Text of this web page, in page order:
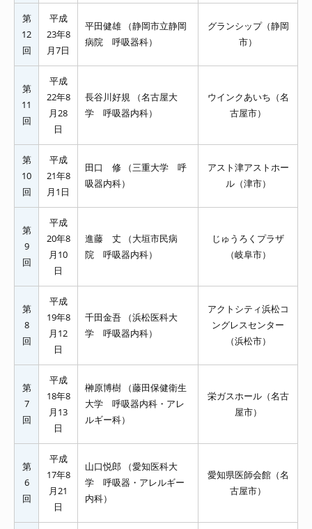
第
12
回
平成
23年8
月7日
平田健雄 （静岡市立静岡
病院 呼吸器科）
グランシップ（静岡
市）
第
11
回
平成
22年8
月28
日
長谷川好規 （名古屋大
学 呼吸器内科）
ウインクあいち（名
古屋市）
第
10
回
平成
21年8
月1日
田口 修 （三重大学 呼
吸器内科）
アスト津アストホー
ル（津市）
第
9
回
平成
20年8
月10
日
進藤 丈 （大垣市民病
院 呼吸器内科）
じゅうろくプラザ
（岐阜市）
第
8
回
平成
19年8
月12
日
千田金吾 （浜松医科大
学 呼吸器内科）
アクトシティ浜松コ
ングレスセンター
（浜松市）
第
7
回
平成
18年8
月13
日
榊原博樹 （藤田保健衛生
大学 呼吸器内科・アレ
ルギー科）
栄ガスホール（名古
屋市）
第
6
回
平成
17年8
月21
日
山口悦郎 （愛知医科大
学 呼吸器・アレルギー
内科）
愛知県医師会館（名
古屋市）